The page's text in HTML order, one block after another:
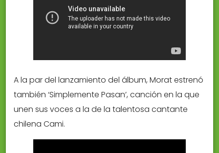
A la par del lanzamiento del álbum, Morat estrenó
también ‘Simplemente Pasan’, canción en la que
unen sus voces a la de la talentosa cantante
chilena Cami.